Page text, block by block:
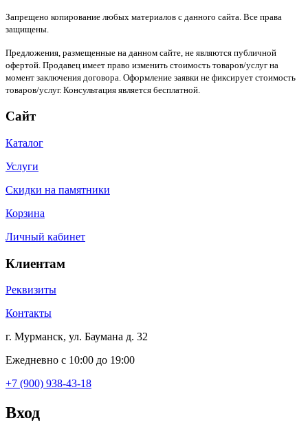
Запрещено копирование любых материалов с данного сайта. Все права
защищены.
Предложения, размещенные на данном сайте, не являются публичной
офертой. Продавец имеет право изменить стоимость товаров/услуг на
момент заключения договора. Оформление заявки не фиксирует стоимость
товаров/услуг. Консультация является бесплатной.
Сайт
Каталог
Услуги
Скидки на памятники
Корзина
Личный кабинет
Клиентам
Реквизиты
Контакты
г. Мурманск, ул. Баумана д. 32
Ежедневно с 10:00 до 19:00
+7 (900) 938-43-18
Вход